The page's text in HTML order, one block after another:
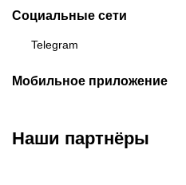
Социальные сети
Telegram
Мобильное приложение
Наши партнёры